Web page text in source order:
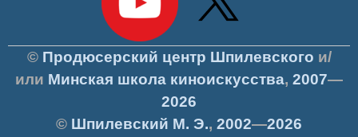
© Продюсерский центр Шпилевского и/
или Минская школа киноискусства, 2007—
2026
© Шпилевский М. Э., 2002—2026